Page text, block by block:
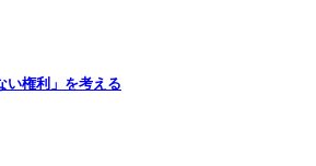
い権利」を考える